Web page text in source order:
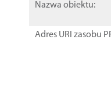
Nazwa obiektu:
Adres URI zasobu